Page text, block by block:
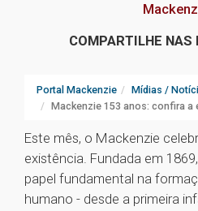
COMPARTILHE NAS
Portal Mackenzie Mídias /
Mackenzie 153 anos: confira a
Este mês, o Mackenzie
existência. Fundada em
papel fundamental na
humano - desde a primeira